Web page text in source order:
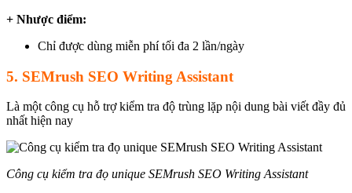
+ Nhược điểm:
Chỉ được dùng miễn phí tối đa 2 lần/ngày
5. SEMrush SEO Writing Assistant
Là một công cụ hỗ trợ kiểm tra độ trùng lặp nội dung bài viết đầy đủ
nhất hiện nay
Công cụ kiểm tra đọ unique SEMrush SEO Writing Assistant